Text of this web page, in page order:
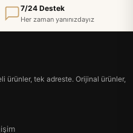
7/24 Destek
Her zaman yanınızdayız
ürünler, tek adreste. Orijinal ürünler,